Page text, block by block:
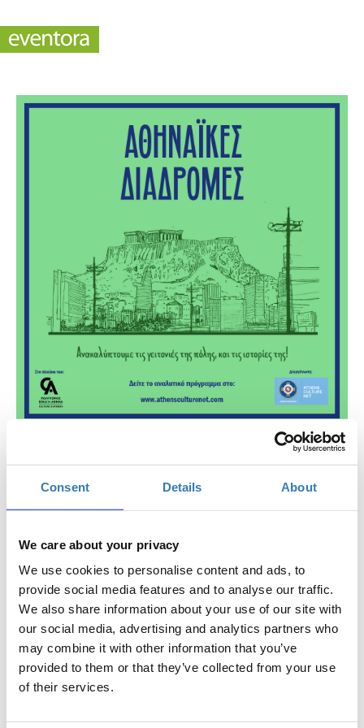
Consent Details About
We care about your privacy
We use cookies to personalise content and ads, to
provide social media features and to analyse our traffic.
We also share information about your use of our site with
our social media, advertising and analytics partners who
may combine it with other information that you’ve
provided to them or that they’ve collected from your use
of their services.
Αθηναϊκές Διαδρομές | Δρόμοι του Νερού
Δρόμοι Πολιτισμού ~ Λίλα Πατσιάδου
Πλατεία Συντάγματος, Αθήνα
General Admission Η περίοδος εγγραφών έχει λήξει.